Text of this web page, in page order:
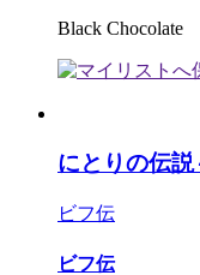
Black Chocolate
にとりの伝説
ビフ伝
ビフ伝